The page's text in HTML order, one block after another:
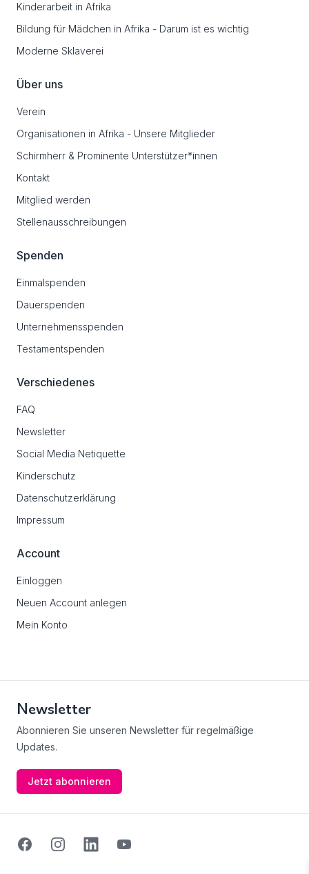
Kinderarbeit in Afrika
Bildung für Mädchen in Afrika - Darum ist es wichtig
Moderne Sklaverei
Über uns
Verein
Organisationen in Afrika - Unsere Mitglieder
Schirmherr & Prominente Unterstützer*innen
Kontakt
Mitglied werden
Stellenausschreibungen
Spenden
Einmalspenden
Dauerspenden
Unternehmensspenden
Testamentspenden
Verschiedenes
FAQ
Newsletter
Social Media Netiquette
Kinderschutz
Datenschutzerklärung
Impressum
Account
Einloggen
Neuen Account anlegen
Mein Konto
Newsletter
Abonnieren Sie unseren Newsletter für regelmäßige
Updates.
Jetzt abonnieren
FacebookInstagramLinkedinYoutube